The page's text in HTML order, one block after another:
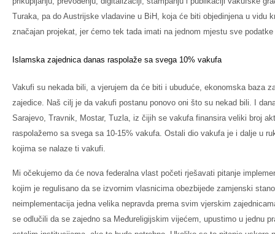
Turaka, pa do Austrijske vladavine u BiH, koja će biti objedinjena u vidu
značajan projekat, jer ćemo tek tada imati na jednom mjestu sve
Islamska zajednica danas raspolaže sa svega 10% vakufa
Vakufi su nekada bili, a vjerujem da će biti i ubuduće, ekonomska baza
zajedice. Naš cilj je da vakufi postanu ponovo oni što su nekad bili. I
Sarajevo, Travnik, Mostar, Tuzla, iz čijih se vakufa finansira veliki broj
raspolažemo sa svega sa 10-15% vakufa. Ostali dio vakufa je i dalje u
kojima se nalaze ti vakufi.
Mi očekujemo da će nova federalna vlast početi rješavati pitanje
kojim je regulisano da se izvornim vlasnicima obezbijede zamjenski
neimplementacija jedna velika nepravda prema svim vjerskim
se odlučili da se zajedno sa Međureligijskim vijećem, upustimo u jednu